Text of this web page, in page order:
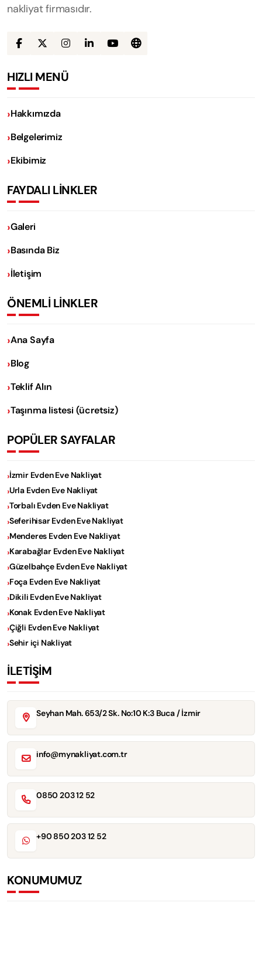
nakliyat firmasıdır.
HIZLI MENÜ
Hakkımızda
Belgelerimiz
Ekibimiz
FAYDALI LİNKLER
Galeri
Basında Biz
İletişim
ÖNEMLİ LİNKLER
Ana Sayfa
Blog
Teklif Alın
Taşınma listesi (ücretsiz)
POPÜLER SAYFALAR
İzmir Evden Eve Nakliyat
Urla Evden Eve Nakliyat
Torbalı Evden Eve Nakliyat
Seferihisar Evden Eve Nakliyat
Menderes Evden Eve Nakliyat
Karabağlar Evden Eve Nakliyat
Güzelbahçe Evden Eve Nakliyat
Foça Evden Eve Nakliyat
Dikili Evden Eve Nakliyat
Konak Evden Eve Nakliyat
Çiğli Evden Eve Nakliyat
Sehir içi Nakliyat
İLETİŞİM
Seyhan Mah. 653/2 Sk. No:10 K:3 Buca / İzmir
info@mynakliyat.com.tr
0850 203 12 52
+90 850 203 12 52
KONUMUMUZ